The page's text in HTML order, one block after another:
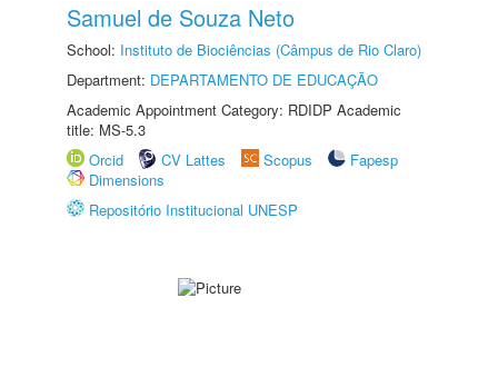
Samuel de Souza Neto
School: Instituto de Biociências (Câmpus de Rio Claro)
Department: DEPARTAMENTO DE EDUCAÇÃO
Academic Appointment Category: RDIDP Academic
title: MS-5.3
Orcid
CV Lattes Scopus
Fapesp
Dimensions
Repositório Institucional UNESP